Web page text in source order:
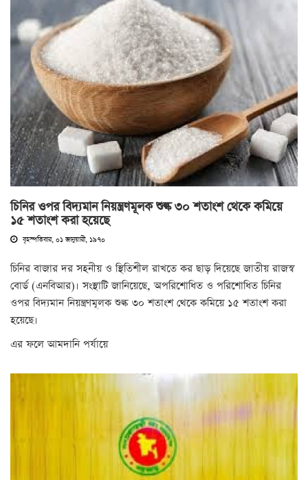
চিনির ওপর বিদ্যমান নিয়ন্ত্রণমূলক শুল্ক ৩০ শতাংশ থেকে কমিয়ে
১৫ শতাংশ করা হয়েছে
বৃহস্পতিবার, ০১ জানুয়ারী, ১৯৭০
চিনির বাজার দর সহনীয় ও স্থিতিশীল রাখতে কর ছাড় দিয়েছে জাতীয় রাজস্ব
বোর্ড (এনবিআর)। সংস্থাটি জানিয়েছে, অপরিশোধিত ও পরিশোধিত চিনির
ওপর বিদ্যমান নিয়ন্ত্রণমূলক শুল্ক ৩০ শতাংশ থেকে কমিয়ে ১৫ শতাংশ করা
হয়েছে।
এর ফলে আমদানি পর্যায়ে